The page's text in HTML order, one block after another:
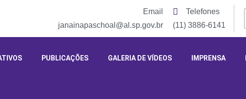
Email
janainapaschoal@al.sp.gov.br
Telefones
(11) 3886-6141
PUBLICAÇÕES GALERIA DE VÍDEOS IMPRENSA